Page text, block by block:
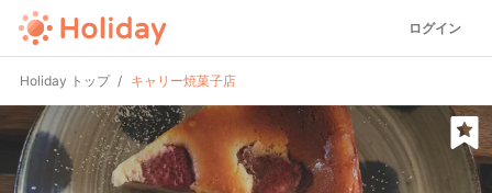
ログイン
Holiday トップ キャリー焼菓子店